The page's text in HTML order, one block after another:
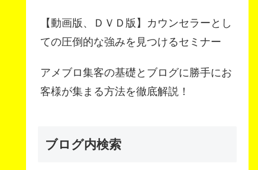
【動画版、ＤＶＤ版】カウンセラーとし
ての圧倒的な強みを見つけるセミナー
アメブロ集客の基礎とブログに勝手にお
客様が集まる方法を徹底解説！
ブログ内検索